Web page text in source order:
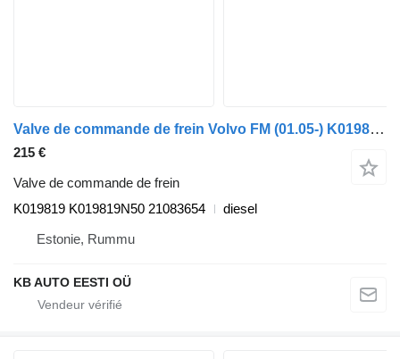
Valve de commande de frein Volvo FM (01.05-) K019819 pour camion Volvo FM7-FM12, FM, FMX (1998-2014)
215 €
Valve de commande de frein
K019819 K019819N50 21083654
diesel
Estonie, Rummu
KB AUTO EESTI OÜ